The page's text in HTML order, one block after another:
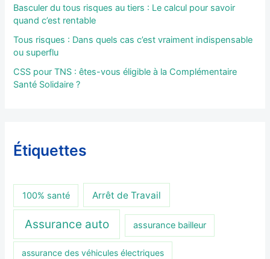
Basculer du tous risques au tiers : Le calcul pour savoir
quand c’est rentable
Tous risques : Dans quels cas c’est vraiment indispensable
ou superflu
CSS pour TNS : êtes-vous éligible à la Complémentaire
Santé Solidaire ?
Étiquettes
100% santé Arrêt de Travail
Assurance auto assurance bailleur
assurance des véhicules électriques